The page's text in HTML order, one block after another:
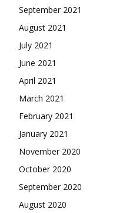
September 2021
August 2021
July 2021
June 2021
April 2021
March 2021
February 2021
January 2021
November 2020
October 2020
September 2020
August 2020